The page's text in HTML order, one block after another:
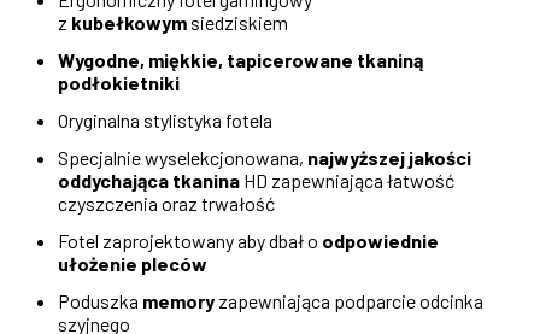
z kubełkowym siedziskiem
Wygodne, miękkie, tapicerowane tkaniną
podłokietniki
Oryginalna stylistyka fotela
Specjalnie wyselekcjonowana, najwyższej jakości
oddychająca tkanina HD zapewniająca łatwość
czyszczenia oraz trwałość
Fotel zaprojektowany aby dbał o odpowiednie
ułożenie pleców
Poduszka memory zapewniająca podparcie odcinka
szyjnego